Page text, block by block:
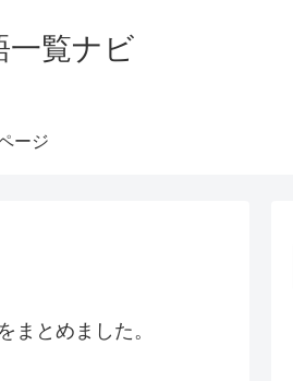
一覧ナビ
ージ
まとめました。